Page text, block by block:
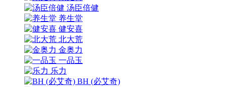
汤臣倍健
养生堂
健安喜
北大荒
金奥力
一品玉
乐力
BH (必艾奇)